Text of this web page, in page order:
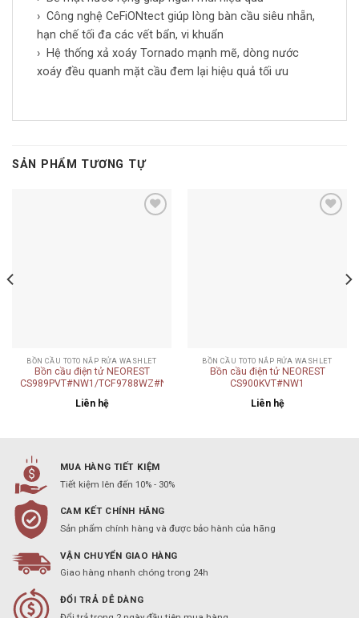
​› Công nghệ CeFiONtect giúp lòng bàn cầu siêu nhẵn,
hạn chế tối đa các vết bẩn, vi khuẩn
​› Hệ thống xả xoáy Tornado mạnh mẽ, dòng nước
xoáy đều quanh mặt cầu đem lại hiệu quả tối ưu
SẢN PHẨM TƯƠNG TỰ
BỒN CẦU TOTO NẮP RỬA WASHLET
Bồn cầu điện tử NEOREST
CS989PVT#NW1/TCF9788WZ#NW1/T53P100VR
Liên hệ
BỒN CẦU TOTO NẮP RỬA WASHLET
Bồn cầu điện tử NEOREST
CS900KVT#NW1
Liên hệ
T53P100VR
MUA HÀNG TIẾT KIỆM
Tiết kiệm lên đến 10% - 30%
CAM KẾT CHÍNH HÃNG
Sản phẩm chính hàng và được bảo hành của hãng
VẬN CHUYỂN GIAO HÀNG
Giao hàng nhanh chóng trong 24h
ĐỔI TRẢ DỄ DÀNG